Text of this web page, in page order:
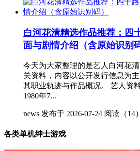
白河花清精选作品推荐：四
面与剧情介绍（含原始识别码
今天为大家整理的是艺人白河花
关资料，内容以公开发行信息为
其职业轨迹与作品概况。 艺人资
1980年7...
news 发布于 2026-07-24 阅读（14）
各类单机绅士游戏